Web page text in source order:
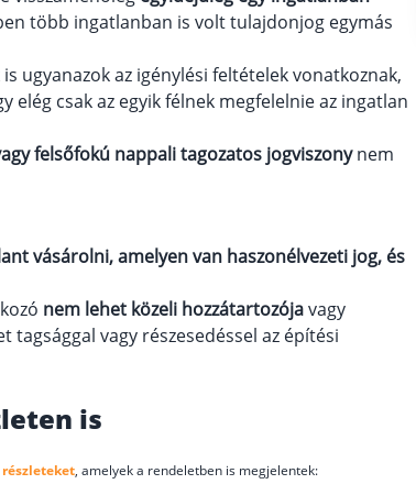
több ingatlanban is volt tulajdonjog egymás
ugyanazok az igénylési feltételek vonatkoznak,
elég csak az egyik félnek megfelelnie az ingatlan
felsőfokú nappali tagozatos jogviszonynem
vásárolni, amelyen van haszonélvezeti jog, és
nem lehet közeli hozzátartozójavagy
vagy részesedéssel az építési
is
, amelyek a rendeletben is megjelentek: